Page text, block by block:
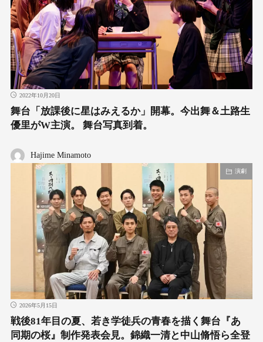
2022年10月20日
舞台「放課後に星はみえるか」開幕。今出舞＆土路生
優里がW主演。 舞台写真到着。
Hajime Minamoto
演劇
2026年5月15日
戦後81年目の夏、若き学徒兵の青春を描く舞台『あゝ
同期の桜』制作発表会見。錦織一清と中山脩悟ら全登